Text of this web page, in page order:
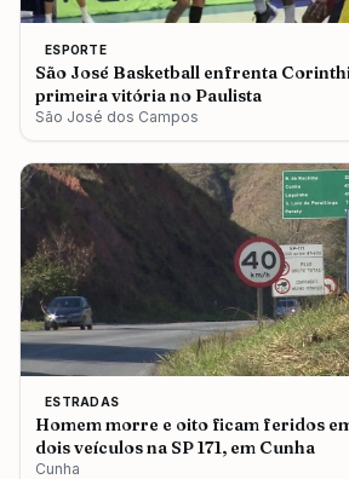
ESPORTE
São José Basketball enfrenta
primeira vitória no Paulista
São José dos Campos
ESTRADAS
Homem morre e oito ficam feridos
dois veículos na SP 171, em Cunha
Cunha